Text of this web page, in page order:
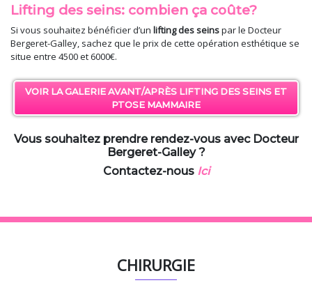
Lifting des seins: combien ça coûte?
Si vous souhaitez bénéficier d’un lifting des seinspar le Docteur
Bergeret-Galley, sachez que le prix de cette opération esthétique se
situe entre 4500 et 6000€.
VOIR LA GALERIE AVANT/APRÈS LIFTING DES SEINS ET
PTOSE MAMMAIRE
Vous souhaitez prendre rendez-vous avec Docteur
Bergeret-Galley ?
Contactez-nous Ici
CHIRURGIE